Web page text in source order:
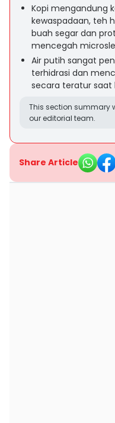
Kopi mengandung
kewaspadaan, teh
buah segar dan
mencegah
Air putih sangat
terhidrasi dan
secara teratur saat
This section summary
our editorial team.
Share Article